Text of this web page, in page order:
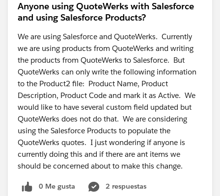
Anyone using QuoteWerks with Salesforce
and using Salesforce Products?
We are using Salesforce and QuoteWerks. Currently
we are using products from QuoteWerks and writing
the products from QuoteWerks to Salesforce. But
QuoteWerks can only write the following information
to the Product2 file: Product Name, Product
Description, Product Code and mark it as Active. We
would like to have several custom field updated but
QuoteWerks does not do that. We are considering
using the Salesforce Products to populate the
QuoteWerks quotes. I just wondering if anyone is
currently doing this and if there are ant items we
should be concerned about to make this change.
0 Me gusta
2 respuestas